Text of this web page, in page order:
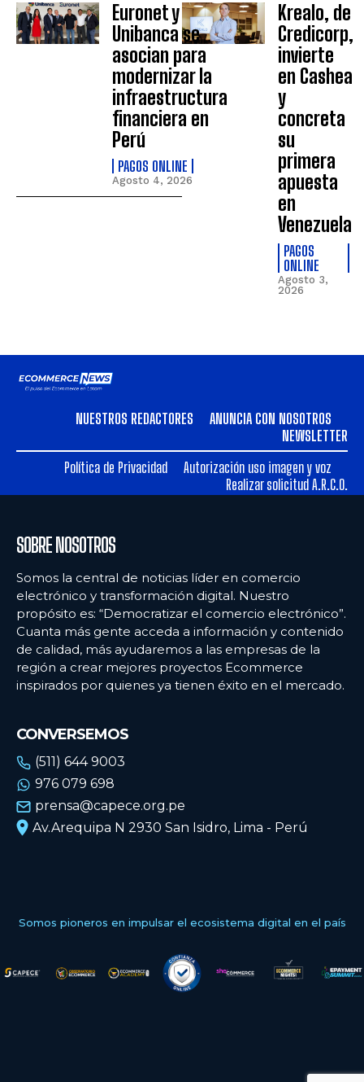
Euronet y
Unibanca se
asocian para
modernizar la
infraestructura
financiera en
Perú
PAGOS ONLINE
Agosto 4, 2026
Krealo, de
Credicorp,
invierte
en Cashea
y
concreta
su
primera
apuesta
en
Venezuela
PAGOS
ONLINE
Agosto 3,
2026
NUESTROS REDACTORES
ANUNCIA CON NOSOTROS
NEWSLETTER
Política de Privacidad
Autorización uso imagen y voz
Realizar solicitud A.R.C.O.
SOBRE NOSOTROS
Somos la central de noticias líder en comercio
electrónico y transformación digital. Nuestro
propósito es: “Democratizar el comercio electrónico”.
Cuanta más gente acceda a información y contenido
de calidad, más ayudaremos a las empresas de la
región a crear mejores proyectos Ecommerce
inspirados por quienes ya tienen éxito en el mercado.
CONVERSEMOS
(511) 644 9003
976 079 698
prensa@capece.org.pe
Av.Arequipa N 2930 San Isidro, Lima - Perú
Somos pioneros en impulsar el ecosistema digital en el país